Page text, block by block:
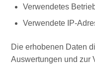
Verwendetes
Verwendete IP-
Die erhobenen Daten
Auswertungen und zur